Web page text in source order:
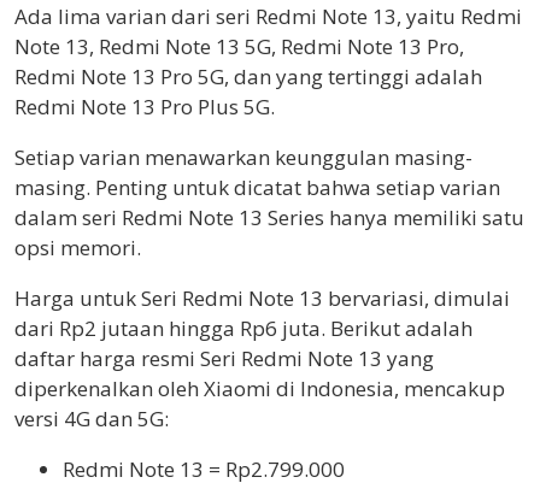
Ada lima varian dari seri Redmi Note 13, yaitu Redmi
Note 13, Redmi Note 13 5G, Redmi Note 13 Pro,
Redmi Note 13 Pro 5G, dan yang tertinggi adalah
Redmi Note 13 Pro Plus 5G.
Setiap varian menawarkan keunggulan masing-
masing. Penting untuk dicatat bahwa setiap varian
dalam seri Redmi Note 13 Series hanya memiliki satu
opsi memori.
Harga untuk Seri Redmi Note 13 bervariasi, dimulai
dari Rp2 jutaan hingga Rp6 juta. Berikut adalah
daftar harga resmi Seri Redmi Note 13 yang
diperkenalkan oleh Xiaomi di Indonesia, mencakup
versi 4G dan 5G:
Redmi Note 13 = Rp2.799.000